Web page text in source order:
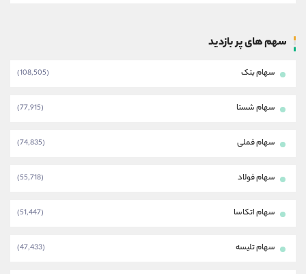
سهم های پر بازدید
سهام بتک (108,505)
سهام شستا (77,915)
سهام فملی (74,835)
سهام فولاد (55,718)
سهام اتکاسا (51,447)
سهام تلیسه (47,433)